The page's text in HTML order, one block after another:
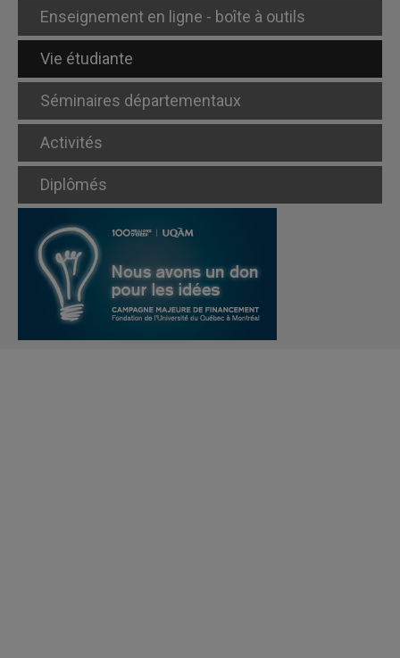
Enseignement en ligne - boîte à outils
Vie étudiante
Séminaires départementaux
Activités
Diplômés